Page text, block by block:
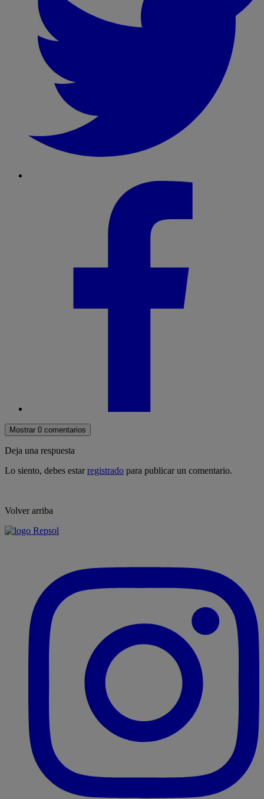
Mostrar 0 comentarios
Deja una respuesta
Lo siento, debes estarregistrado para publicar un comentario.
Volver arriba